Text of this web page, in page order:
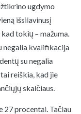
ugdymo
išsilavinusį
tokių – mažuma.
negalia kvalifikacija
su negalia
reiškia, kad jie
skaičiaus.
27 procentai. Tačiau